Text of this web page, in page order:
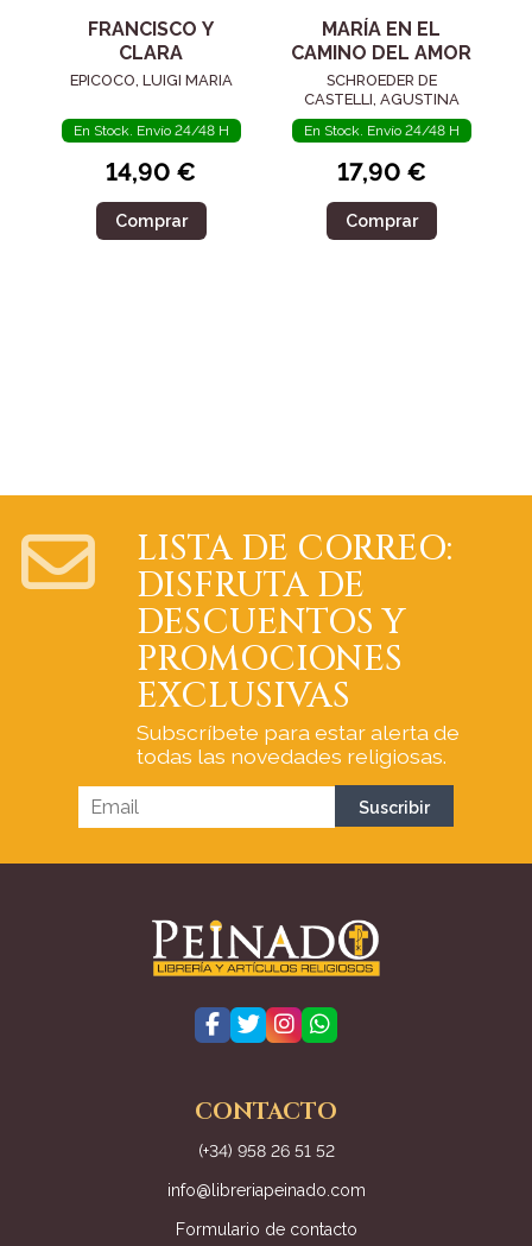
FRANCISCO Y
CLARA
EPICOCO, LUIGI MARIA
En Stock. Envío 24/48 H
14,90 €
Comprar
MARÍA EN EL
CAMINO DEL AMOR
SCHROEDER DE
CASTELLI, AGUSTINA
En Stock. Envío 24/48 H
17,90 €
Comprar
LISTA DE CORREO:
DISFRUTA DE
DESCUENTOS Y
PROMOCIONES
EXCLUSIVAS
Subscríbete para estar alerta de
todas las novedades religiosas.
CONTACTO
(+34) 958 26 51 52
info@libreriapeinado.com
Formulario de contacto